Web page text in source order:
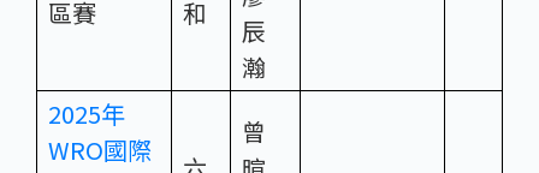
區賽
和
辰
瀚
2025年
WRO國際
曾